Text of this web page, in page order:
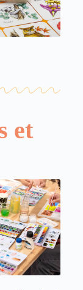
et